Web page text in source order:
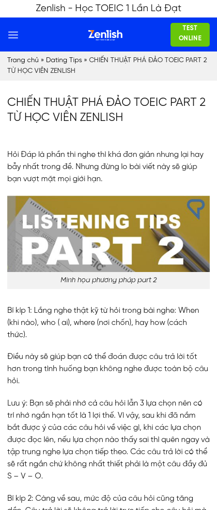
to
content
Zenlish - Học TOEIC 1 Lần Là Đạt
TEST
ONLINE
Trang chủ » Dating Tips » CHIẾN THUẬT PHÁ ĐẢO TOEIC PART 2
TỪ HỌC VIÊN ZENLISH
CHIẾN THUẬT PHÁ ĐẢO TOEIC PART 2
TỪ HỌC VIÊN ZENLISH
Hỏi Đáp là phần thi nghe thì khá đơn giản nhưng lại hay
bẫy nhất trong đề. Nhưng đừng lo bài viết này sẽ giúp
bạn vượt mặt mọi giới hạn.
Minh họa phương pháp part 2
Bí kíp 1: Lắng nghe thật kỹ từ hỏi trong bài nghe: When
(khi nào), who ( ai), where (nơi chốn), hay how (cách
thức).
Điều này sẽ giúp bạn có thể đoán được câu trả lời tốt
hơn trong tình huống bạn không nghe được toàn bộ câu
hỏi.
Lưu ý: Bạn sẽ phải nhớ cả câu hỏi lẫn 3 lựa chọn nên có
trí nhớ ngắn hạn tốt là 1 lợi thế. Vì vậy, sau khi đã nắm
bắt được ý của các câu hỏi về việc gì, khi các lựa chọn
được đọc lên, nếu lựa chọn nào thấy sai thì quên ngay và
tập trung nghe lựa chọn tiếp theo. Các câu trả lời có thể
sẽ rất ngắn chứ không nhất thiết phải là một câu đầy đủ
S – V – O.
Bí kíp 2: Càng về sau, mức độ của câu hỏi cũng tăng